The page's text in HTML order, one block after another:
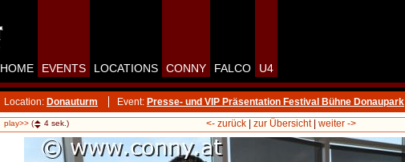
HOME EVENTS LOCATIONS CONNY FALCO U4
Location: Donauturm Event: Presse- und VIP Präsentation Festival Bühne Donaupark
play>> ( 4 sek.) <- zurück| zur Übersicht| weiter ->